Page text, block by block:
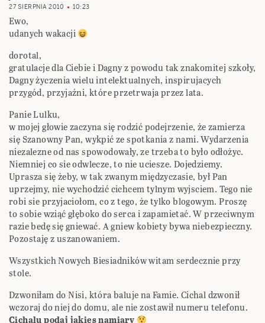
27 SIERPNIA 2010 10:23
Ewo,
udanych wakacji
dorotal,
gratulacje dla Ciebie i Dagny z powodu tak znakomitej szkoły,
Dagny życzenia wielu intelektualnych, inspirujacych
przygód, przyjaźni, które przetrwaja przez lata.
Panie Lulku,
w mojej głowie zaczyna się rodzić podejrzenie, że zamierza
się Szanowny Pan, wykpić ze spotkania z nami. Wydarzenia
niezalezne od nas spowodowały, ze trzeba to było odłożyc.
Niemniej co sie odwlecze, to nie uciesze. Dojedziemy.
Uprasza się żeby, w tak zwanym międzyczasie, był Pan
uprzejmy, nie wychodzić cichcem tylnym wyjsciem. Tego nie
robi sie przyjaciołom, co z tego, że tylko blogowym. Proszę
to sobie wziąć głęboko do serca i zapamietać. W przeciwnym
razie bedę się gniewać. A gniew kobiety bywa niebezpieczny.
Pozostaję z uszanowaniem.
Wszystkich Nowych Biesiadników witam serdecznie przy
stole.
Dzwoniłam do Nisi, która baluje na Famie. Cichal dzwonił
wczoraj do niej do domu, ale nie zostawił numeru telefonu.
Cichalupodaj jakies namiary